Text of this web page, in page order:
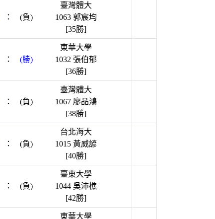
： (負)
臺灣體大
1063 郭宸均
[35勝]
： (勝)
東華大學
1032 張伯郁
[36勝]
： (負)
臺灣體大
1067 廖品鴻
[38勝]
： (負)
台北海大
1015 黃威諺
[40勝]
： (負)
臺東大學
1044 吳沛樵
[42勝]
東華大學